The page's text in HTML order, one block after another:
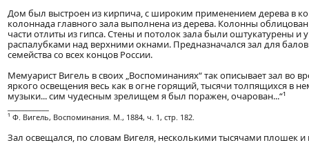
Дом был выстроен из кирпича, с широким применением дерева в
колоннада главного зала выполнена из дерева. Колонны
части отлиты из гипса. Стены и потолок зала были
распалубками над верхними окнами. Предназначался зал для
семейства со всех концов России.
Мемуарист Вигель в своих „Воспоминаниях“ так описывает зал во
яркого освещения весь как в огне горящий, тысячи толпящихся в
музыки... сим чудесным зрелищем я был поражен, очарован...“¹
¹ Ф. Вигель, Воспоминания. М., 1884, ч. 1, стр. 182.
Зал освещался, по словам Вигеля, несколькими тысячами плошек и